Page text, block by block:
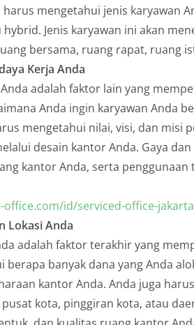
mengetahui jenis karyawan
Jenis karyawan ini akan
bersama, ruang rapat, ruang
Kerja Anda
adalah faktor lain yang
Anda ingin karyawan Anda
mengetahui nilai, visi, dan misi
desain kantor Anda. Gaya
kantor Anda, serta
id/serviced-office-
Lokasi Anda
adalah faktor terakhir yang
banyak dana yang Anda
kantor Anda. Anda juga
kota, pinggiran kota, atau